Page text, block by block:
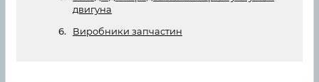
двигуна
Виробники запчастин